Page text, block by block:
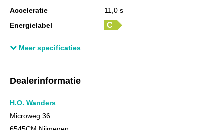
Acceleratie
11,0 s
Energielabel
Wielbasis
Cilinderinhoud
Aantal cilinders
Meer specificaties
Dealerinformatie
H.O. Wanders
Microweg 36
6545CM Nijmegen